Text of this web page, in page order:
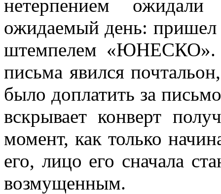
нетерпением
ожидаемый день: пришел
штемпелем «ЮНЕСКО».
письма явился
было доплатить за
вскрывает конверт
момент, как только
его, лицо его сначала
возмущенным.